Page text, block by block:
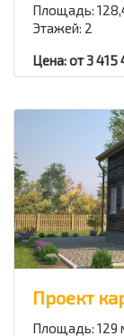
Площадь:
Этажей: 2
Цена: от 3 415
Проект
Площадь: 129